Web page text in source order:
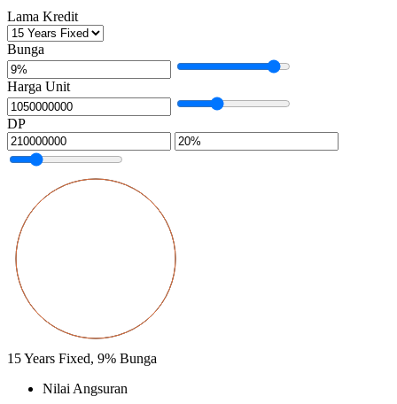
Lama Kredit
Bunga
Harga Unit
DP
15Years Fixed, 9% Bunga
Nilai Angsuran